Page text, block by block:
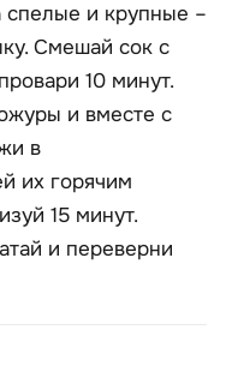
спелые и крупные –
Смешай сок с
10 минут.
и вместе с
в
их горячим
15 минут.
и переверни